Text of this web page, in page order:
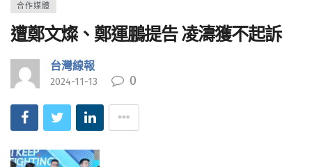
合作媒體
遭鄭文燦、鄭運鵬提告 凌濤獲不起訴
台灣線報
2024-11-13 0